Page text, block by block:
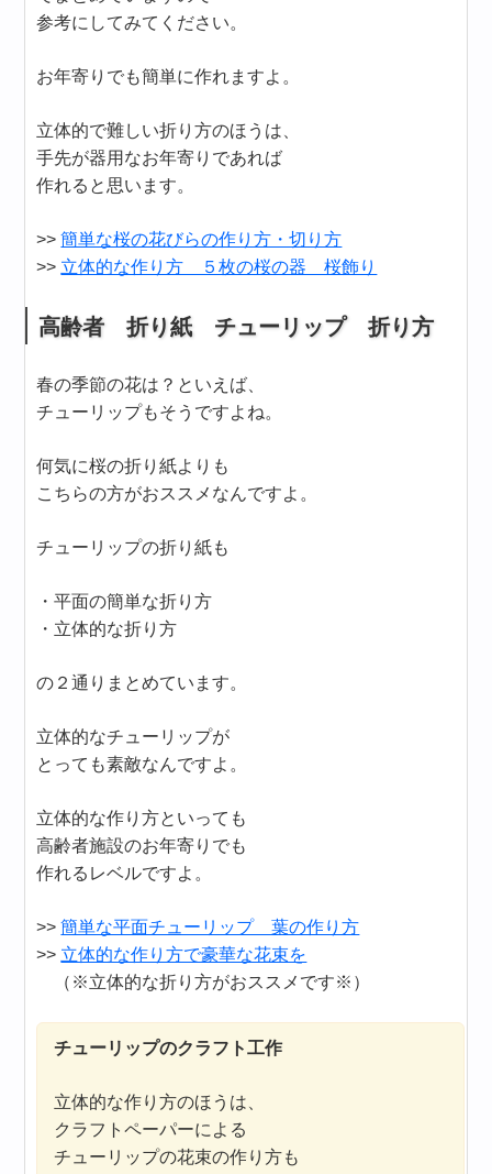
参考にしてみてください。
お年寄りでも簡単に作れますよ。
立体的で難しい折り方のほうは、
手先が器用なお年寄りであれば
作れると思います。
>>簡単な桜の花びらの作り方・切り方
>> 立体的な作り方 ５枚の桜の器 桜飾り
高齢者 折り紙 チューリップ 折り方
春の季節の花は？といえば、
チューリップもそうですよね。
何気に桜の折り紙よりも
こちらの方がおススメなんですよ。
チューリップの折り紙も
・平面の簡単な折り方
・立体的な折り方
の２通りまとめています。
立体的なチューリップが
とっても素敵なんですよ。
立体的な作り方といっても
高齢者施設のお年寄りでも
作れるレベルですよ。
>>簡単な平面チューリップ 葉の作り方
>> 立体的な作り方で豪華な花束を
（※立体的な折り方がおススメです※）
チューリップのクラフト工作
立体的な作り方のほうは、
クラフトペーパーによる
チューリップの花束の作り方も